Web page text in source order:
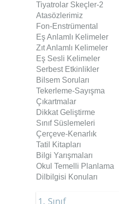
Tiyatrolar Skeçler-2
Atasözlerimiz
Fon-Enstrümental
Eş Anlamlı Kelimeler
Zıt Anlamlı Kelimeler
Eş Sesli Kelimeler
Serbest Etkinlikler
Bilsem Soruları
Tekerleme-Sayışma
Çıkartmalar
Dikkat Geliştirme
Sınıf Süslemeleri
Çerçeve-Kenarlık
Tatil Kitapları
Bilgi Yarışmaları
Okul Temelli Planlama
Dilbilgisi Konuları
1. Sınıf